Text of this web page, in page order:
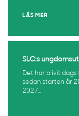
LÄS MER
SLC:s
Det har blivit dags
sedan starten år
2027...